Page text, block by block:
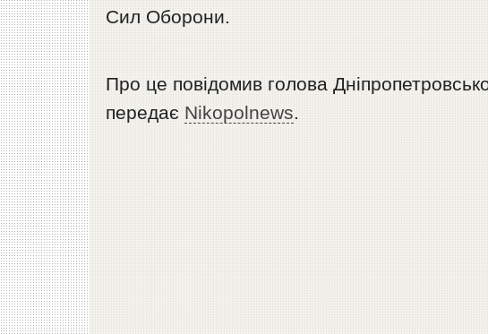
Сил Оборони.
Про це повідомив голова
передає Nikopolnews.